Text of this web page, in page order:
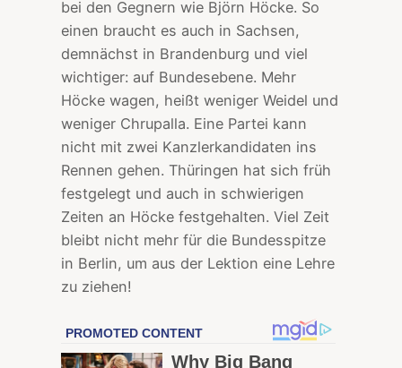
bei den Gegnern wie Björn Höcke. So
einen braucht es auch in Sachsen,
demnächst in Brandenburg und viel
wichtiger: auf Bundesebene. Mehr
Höcke wagen, heißt weniger Weidel und
weniger Chrupalla. Eine Partei kann
nicht mit zwei Kanzlerkandidaten ins
Rennen gehen. Thüringen hat sich früh
festgelegt und auch in schwierigen
Zeiten an Höcke festgehalten. Viel Zeit
bleibt nicht mehr für die Bundesspitze
in Berlin, um aus der Lektion eine Lehre
zu ziehen!